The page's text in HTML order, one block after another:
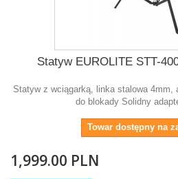
Statyw EUROLITE STT-
Statyw z wciągarką, linka stalowa 4mm,
do blokady Solidny
Towar dostępny na
1,999.00 PLN